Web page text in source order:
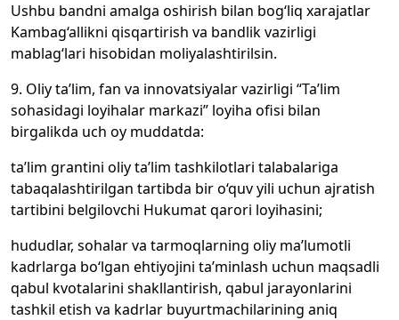
Ushbu bandni amalga oshirish bilan bog‘liq xarajatlar
Kambag‘allikni qisqartirish va bandlik vazirligi
mablag‘lari hisobidan moliyalashtirilsin.
9. Oliy ta’lim, fan va innovatsiyalar vazirligi “Ta’lim
sohasidagi loyihalar markazi” loyiha ofisi bilan
birgalikda uch oy muddatda:
ta’lim grantini oliy ta’lim tashkilotlari talabalariga
tabaqalashtirilgan tartibda bir o‘quv yili uchun ajratish
tartibini belgilovchi Hukumat qarori loyihasini;
hududlar, sohalar va tarmoqlarning oliy ma’lumotli
kadrlarga bo‘lgan ehtiyojini ta’minlash uchun maqsadli
qabul kvotalarini shakllantirish, qabul jarayonlarini
tashkil etish va kadrlar buyurtmachilarining aniq